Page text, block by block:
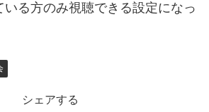
る方のみ視聴できる設定になっ
シェアする